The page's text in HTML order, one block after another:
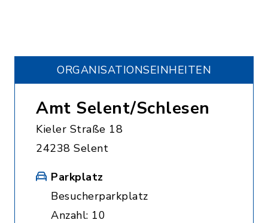
ORGANISATIONS­EINHEITEN
Amt Selent/Schlesen
Kieler Straße 18
24238 Selent
Parkplatz
Besucherparkplatz
Anzahl: 10